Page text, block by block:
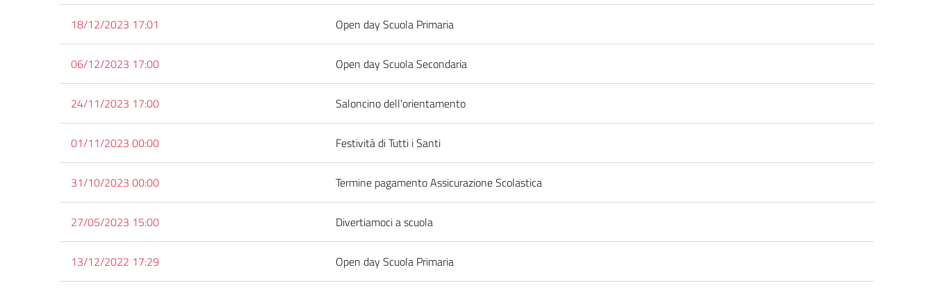
18/12/2023 17:01 Open day Scuola Primaria
06/12/2023 17:00 Open day Scuola Secondaria
24/11/2023 17:00 Saloncino dell'orientamento
01/11/2023 00:00 Festività di Tutti i Santi
31/10/2023 00:00 Termine pagamento Assicurazione Scolastica
27/05/2023 15:00 Divertiamoci a scuola
13/12/2022 17:29 Open day Scuola Primaria